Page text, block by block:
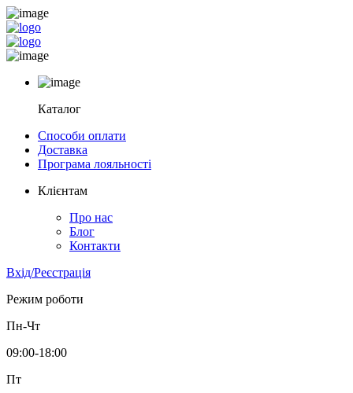
Каталог
Способи оплати
Доставка
Програма лояльності
Клієнтам
Про нас
Блог
Контакти
Вхід/Реєстрація
Режим роботи
Пн-Чт
09:00-18:00
Пт